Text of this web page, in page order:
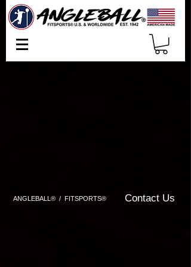
ANGLEBALL® / FITSPORTS® Contact Us